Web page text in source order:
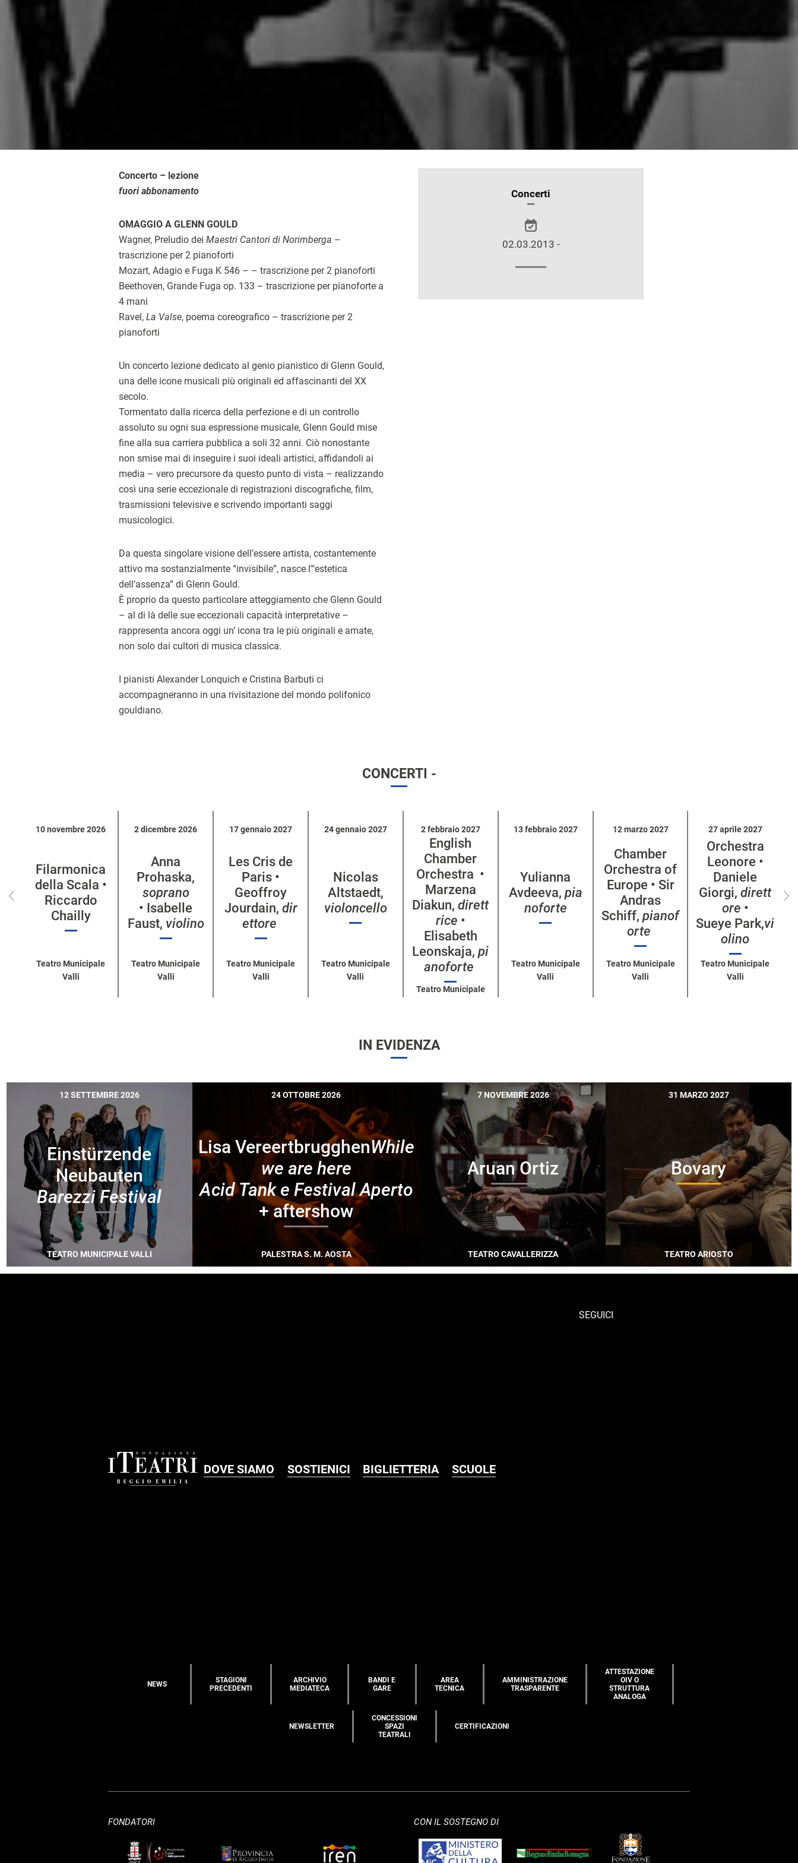
Concerto – lezione
fuori abbonamento
OMAGGIO A GLENN GOULD
Wagner, Preludio dei Maestri Cantori di Norimberga –
trascrizione per 2 pianoforti
Mozart, Adagio e Fuga K 546 – – trascrizione per 2 pianoforti
Beethoven, Grande Fuga op. 133 – trascrizione per pianoforte a
4 mani
Ravel, La Valse, poema coreografico – trascrizione per 2
pianoforti
Un concerto lezione dedicato al genio pianistico di Glenn Gould,
una delle icone musicali più originali ed affascinanti del XX
secolo.
Tormentato dalla ricerca della perfezione e di un controllo
assoluto su ogni sua espressione musicale, Glenn Gould mise
fine alla sua carriera pubblica a soli 32 anni. Ciò nonostante
non smise mai di inseguire i suoi ideali artistici, affidandoli ai
media – vero precursore da questo punto di vista – realizzando
così una serie eccezionale di registrazioni discografiche, film,
trasmissioni televisive e scrivendo importanti saggi
musicologici.
Da questa singolare visione dell’essere artista, costantemente
attivo ma sostanzialmente “invisibile”, nasce l'"estetica
dell’assenza” di Glenn Gould.
È proprio da questo particolare atteggiamento che Glenn Gould
– al di là delle sue eccezionali capacità interpretative –
rappresenta ancora oggi un’ icona tra le più originali e amate,
non solo dai cultori di musica classica.
I pianisti Alexander Lonquich e Cristina Barbuti ci
accompagneranno in una rivisitazione del mondo polifonico
gouldiano.
INFORMAZIONIConcerti
02.03.2013 -
CONCERTI -
eventi
categoria
10 novembre 2026
Filarmonica
della Scala •
Riccardo
Chailly
Teatro Municipale
Valli
2 dicembre 2026
Anna
Prohaska,
soprano
• Isabelle
Faust, violino
Teatro Municipale
Valli
17 gennaio 2027
Les Cris de
Paris •
Geoffroy
Jourdain, dir
ettore
Teatro Municipale
Valli
24 gennaio 2027
Nicolas
Altstaedt,
violoncello
Teatro Municipale
Valli
2 febbraio 2027
English
Chamber
Orchestra •
Marzena
Diakun,dirett
rice •
Elisabeth
Leonskaja,pi
anoforte
Teatro Municipale
13 febbraio 2027
Yulianna
Avdeeva, pia
noforte
Teatro Municipale
Valli
12 marzo 2027
Chamber
Orchestra of
Europe • Sir
Andras
Schiff,pianof
orte
Teatro Municipale
Valli
27 aprile 2027
Orchestra
Leonore •
Daniele
Giorgi,dirett
ore •
Sueye Park,vi
olino
Teatro Municipale
Valli
IN EVIDENZA
12 SETTEMBRE 2026
Einstürzende
Neubauten
Barezzi Festival
TEATRO MUNICIPALE VALLI
24 OTTOBRE 2026
Lisa VereertbrugghenWhile
we are here
Acid Tank e Festival Aperto
+ aftershow
PALESTRA S. M. AOSTA
7 NOVEMBRE 2026
Aruan Ortiz
TEATRO CAVALLERIZZA
31 MARZO 2027
Bovary
TEATRO ARIOSTO
DOVE SIAMO SOSTIENICI BIGLIETTERIA SCUOLE
SEGUICI
NEWS
STAGIONI
PRECEDENTI
ARCHIVIO
MEDIATECA
BANDI E
GARE
AREA
TECNICA
AMMINISTRAZIONE
TRASPARENTE
ATTESTAZIONE
OIV O
STRUTTURA
ANALOGA
NEWSLETTER
CONCESSIONI
SPAZI
TEATRALI
CERTIFICAZIONI
FONDATORI CON IL SOSTEGNO DI